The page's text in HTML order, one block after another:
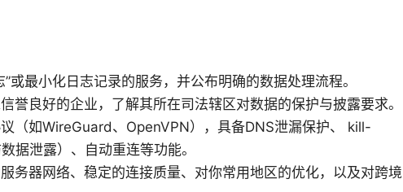
或最小化日志记录的服务，并公布明确的数据处理流程。
誉良好的企业，了解其所在司法辖区对数据的保护与披露要求。
（如WireGuard、OpenVPN），具备DNS泄漏保护、 kill-
据泄露）、自动重连等功能。
务器网络、稳定的连接质量、对你常用地区的优化，以及对跨境